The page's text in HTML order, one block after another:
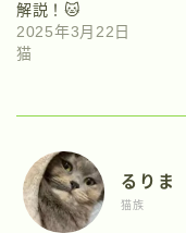
解説！🐱
2025年3月22日
猫
るりま
猫族